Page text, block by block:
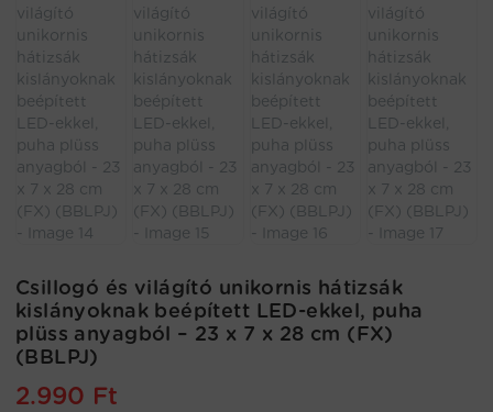
Csillogó és világító unikornis hátizsák
kislányoknak beépített LED-ekkel, puha
plüss anyagból – 23 x 7 x 28 cm (FX)
(BBLPJ)
2.990 Ft